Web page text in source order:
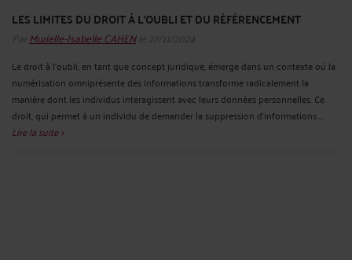
LES LIMITES DU DROIT À L’OUBLI ET DU RÉFÉRENCEMENT
Par Murielle-Isabelle CAHENle 27/11/2024
Le droit à l'oubli, en tant que concept juridique, émerge dans un contexte où la
numérisation omniprésente des informations transforme radicalement la
manière dont les individus interagissent avec leurs données personnelles. Ce
droit, qui permet à un individu de demander la suppression d’informations ...
Lire la suite >